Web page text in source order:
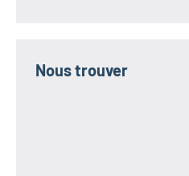
Nous trouver